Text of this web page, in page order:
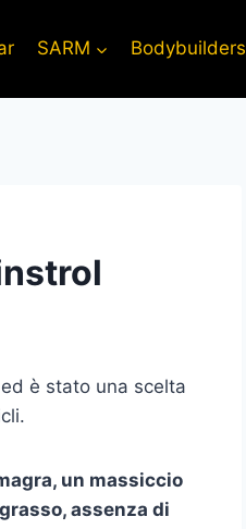
SARM Bodybuilders
è stato una scelta
un massiccio
assenza di